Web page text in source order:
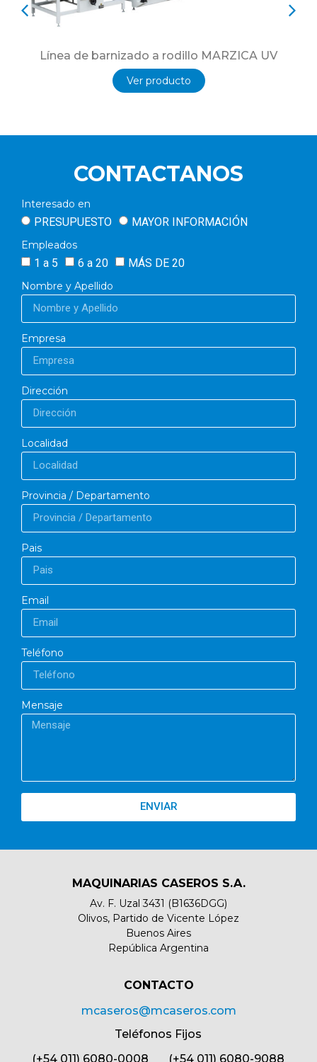
Línea de barnizado a rodillo MARZICA UV
Ver producto
CONTACTANOS
Interesado en
PRESUPUESTO MAYOR INFORMACIÓN
Empleados
1 a 5 6 a 20 MÁS DE 20
Nombre y Apellido
Empresa
Dirección
Localidad
Provincia / Departamento
Pais
Email
Teléfono
Mensaje
ENVIAR
MAQUINARIAS CASEROS S.A.
Av. F. Uzal 3431 (B1636DGG)
Olivos, Partido de Vicente López
Buenos Aires
República Argentina
CONTACTO​
mcaseros@mcaseros.com
Teléfonos Fijos
(+54 011) 6080-0008 (+54 011) 6080-9088